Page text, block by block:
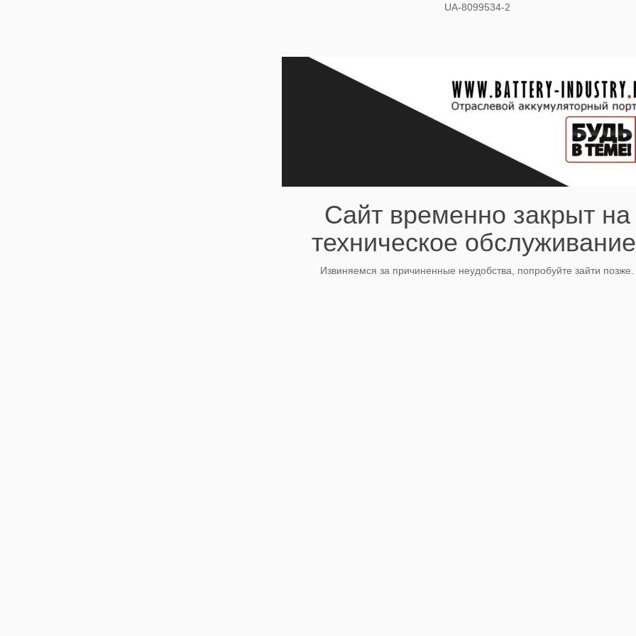
UA-8099534-2
Сайт временно закрыт на
техническое
Извиняемся за причиненные неудобства, попробуйте зайти позже.